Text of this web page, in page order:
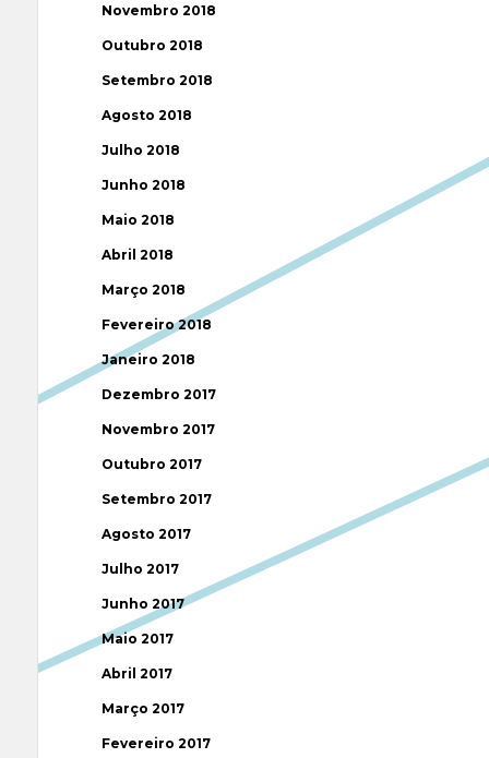
Novembro 2018
Outubro 2018
Setembro 2018
Agosto 2018
Julho 2018
Junho 2018
Maio 2018
Abril 2018
Março 2018
Fevereiro 2018
Janeiro 2018
Dezembro 2017
Novembro 2017
Outubro 2017
Setembro 2017
Agosto 2017
Julho 2017
Junho 2017
Maio 2017
Abril 2017
Março 2017
Fevereiro 2017